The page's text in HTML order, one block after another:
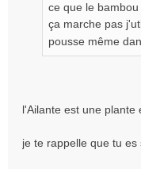
ce que le
ça marche pas
pousse même
l'Ailante est une plante
je te rappelle que tu